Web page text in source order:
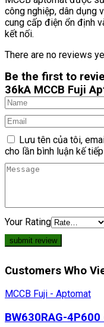
công nghiệp, dân dụng
cung cấp điện ổn định
kết nối.
There are no reviews
Be the first to
36kA MCCB Fuji
Lưu tên của tôi,
cho lần bình luận kế
Your Rating
Customers Who
MCCB Fuji - Aptomat
BW630RAG-